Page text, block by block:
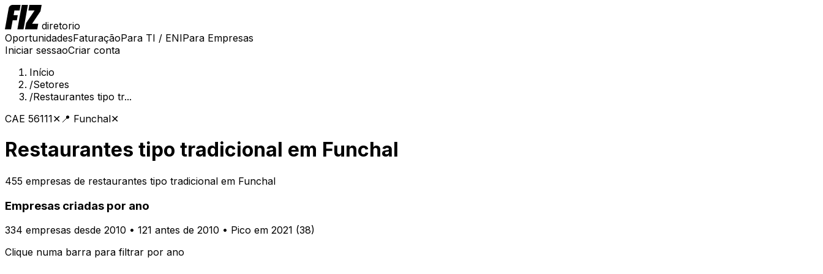
diretorio
OportunidadesFaturaçãoPara TI / ENIPara Empresas
Iniciar sessaoCriar conta
Início
/Setores
/Restaurantes tipo tr...
CAE 56111✕ 📍 Funchal✕
Restaurantes tipo tradicional em Funchal
455 empresas de restaurantes tipo tradicional em Funchal
Empresas criadas por ano
334 empresas desde 2010 • 121 antes de 2010 • Pico em 2021 (38)
Clique numa barra para filtrar por ano